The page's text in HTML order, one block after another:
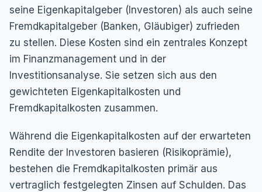
seine Eigenkapitalgeber (Investoren) als auch seine
Fremdkapitalgeber (Banken, Gläubiger) zufrieden
zu stellen. Diese Kosten sind ein zentrales Konzept
im Finanzmanagement und in der
Investitionsanalyse. Sie setzen sich aus den
gewichteten Eigenkapitalkosten und
Fremdkapitalkosten zusammen.
Während die Eigenkapitalkosten auf der erwarteten
Rendite der Investoren basieren (Risikoprämie),
bestehen die Fremdkapitalkosten primär aus
vertraglich festgelegten Zinsen auf Schulden. Das